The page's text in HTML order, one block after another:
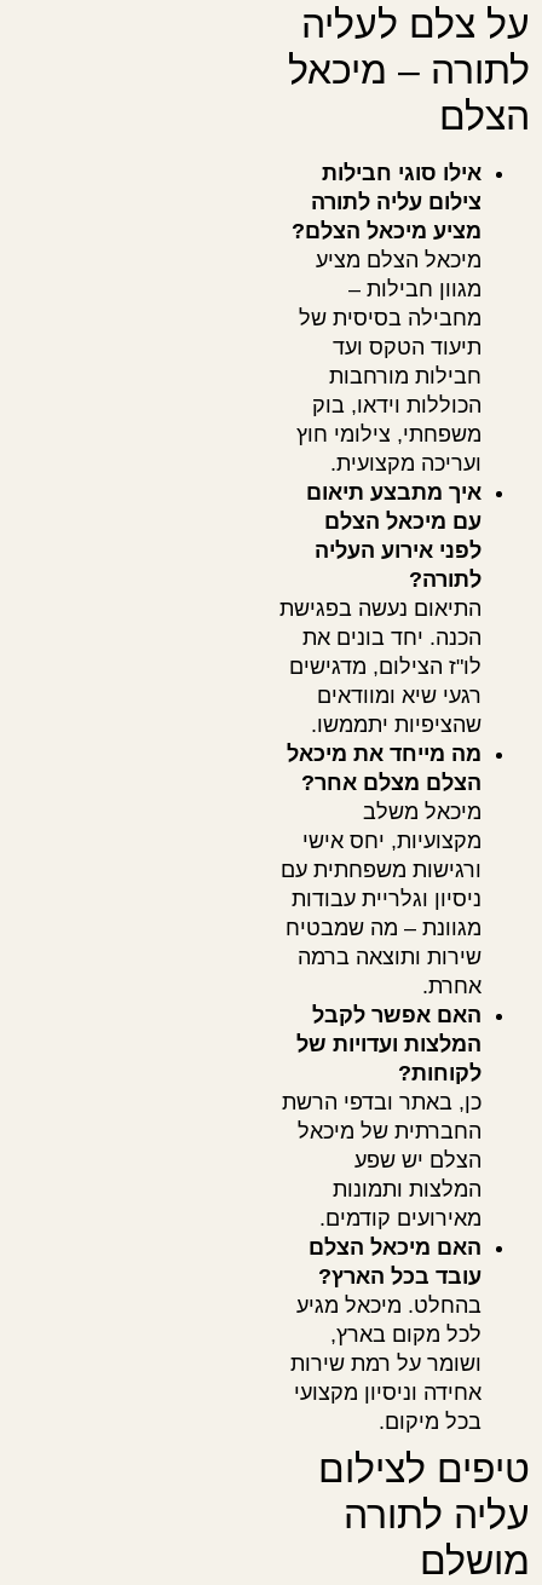
על צלם לעליה
לתורה – מיכאל
הצלם
אילו סוגי חבילות
צילום עליה לתורה
מציע מיכאל הצלם?
מיכאל הצלם מציע
מגוון חבילות –
מחבילה בסיסית של
תיעוד הטקס ועד
חבילות מורחבות
הכוללות וידאו, בוק
משפחתי, צילומי חוץ
ועריכה מקצועית.
איך מתבצע תיאום
עם מיכאל הצלם
לפני אירוע העליה
לתורה?
התיאום נעשה בפגישת
הכנה. יחד בונים את
לו"ז הצילום, מדגישים
רגעי שיא ומוודאים
שהציפיות יתממשו.
מה מייחד את מיכאל
הצלם מצלם אחר?
מיכאל משלב
מקצועיות, יחס אישי
ורגישות משפחתית עם
ניסיון וגלריית עבודות
מגוונת – מה שמבטיח
שירות ותוצאה ברמה
אחרת.
האם אפשר לקבל
המלצות ועדויות של
לקוחות?
כן, באתר ובדפי הרשת
החברתית של מיכאל
הצלם יש שפע
המלצות ותמונות
מאירועים קודמים.
האם מיכאל הצלם
עובד בכל הארץ?
בהחלט. מיכאל מגיע
לכל מקום בארץ,
ושומר על רמת שירות
אחידה וניסיון מקצועי
בכל מיקום.
טיפים לצילום
עליה לתורה
מושלם